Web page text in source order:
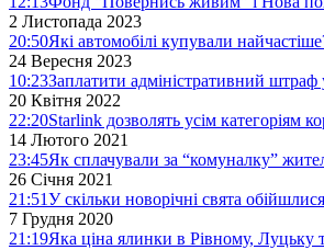
2 Листопада 2023
20:50Які автомобілі купували
24 Вересня 2023
10:23Заплатити адміністративний
20 Квітня 2022
22:20Starlink дозволять усім категоріям
14 Лютого 2021
23:45Як сплачували за “комуналку”
26 Січня 2021
21:51У скільки новорічні свята
7 Грудня 2020
21:19Яка ціна ялинки в Рівному, Луцьку